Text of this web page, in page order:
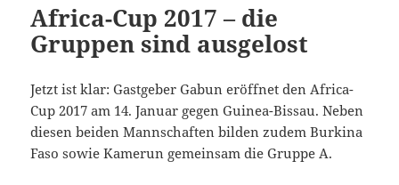
Africa-Cup 2017 – die
Gruppen sind ausgelost
Jetzt ist klar: Gastgeber Gabun eröffnet den Africa-
Cup 2017 am 14. Januar gegen Guinea-Bissau. Neben
diesen beiden Mannschaften bilden zudem Burkina
Faso sowie Kamerun gemeinsam die Gruppe A.